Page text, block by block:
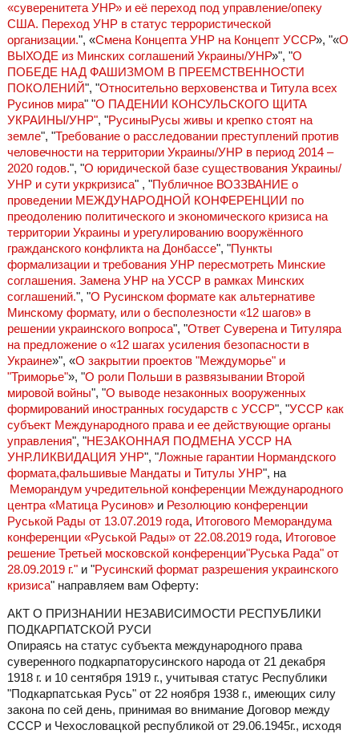
«суверенитета УНР» и её переход под управление/опеку
США. Переход УНР в статус террористической
организации.", «Смена Концепта УНР на Концепт УССР», "«О
ВЫХОДЕ из Минских соглашений Украины/УНР»", "О
ПОБЕДЕ НАД ФАШИЗМОМ В ПРЕЕМСТВЕННОСТИ
ПОКОЛЕНИЙ", "Относительно верховенства и Титула всех
Русинов мира" "О ПАДЕНИИ КОНСУЛЬСКОГО ЩИТА
УКРАИНЫ/УНР", "РусиныРусы живы и крепко стоят на
земле", "Требование о расследовании преступлений против
человечности на территории Украины/УНР в период 2014 –
2020 годов.", "О юридической базе существования Украины/
УНР и сути укркризиса" , "Публичное ВОЗЗВАНИЕ о
проведении МЕЖДУНАРОДНОЙ КОНФЕРЕНЦИИ по
преодолению политического и экономического кризиса на
территории Украины и урегулированию вооружённого
гражданского конфликта на Донбассе", "Пункты
формализации и требования УНР пересмотреть Минские
соглашения. Замена УНР на УССР в рамках Минских
соглашений.", "О Русинском формате как альтернативе
Минскому формату, или о бесполезности «12 шагов» в
решении украинского вопроса", "Ответ Суверена и Титуляра
на предложение о «12 шагах усиления безопасности в
Украине»", «О закрытии проектов "Междуморье" и
"Триморье"», "О роли Польши в развязывании Второй
мировой войны", "О выводе незаконных вооруженных
формирований иностранных государств с УССР", "УССР как
субъект Международного права и ее действующие органы
управления", "НЕЗАКОННАЯ ПОДМЕНА УССР НА
УНР.ЛИКВИДАЦИЯ УНР", "Ложные гарантии Нормандского
формата,фальшивые Мандаты и Титулы УНР", на
Меморандум учредительной конференции Международного
центра «Матица Русинов»и Резолюцию конференции
Руськой Рады от 13.07.2019 года, Итогового Меморандума
конференции «Руськой Рады» от 22.08.2019 года, Итоговое
решение Третьей московской конференции"Руська Рада" от
28.09.2019 г."и "Русинский формат разрешения украинского
кризиса" направляем вам Оферту:
АКТ О ПРИЗНАНИИ НЕЗАВИСИМОСТИ РЕСПУБЛИКИ
ПОДКАРПАТСКОЙ РУСИ
Опираясь на статус субъекта международного права
суверенного подкарпаторусинского народа от 21 декабря
1918 г. и 10 сентября 1919 г., учитывая статус Республики
"Подкарпатськая Русь" от 22 ноября 1938 г., имеющих силу
закона по сей день, принимая во внимание Договор между
СССР и Чехословацкой республикой от 29.06.1945г., исходя